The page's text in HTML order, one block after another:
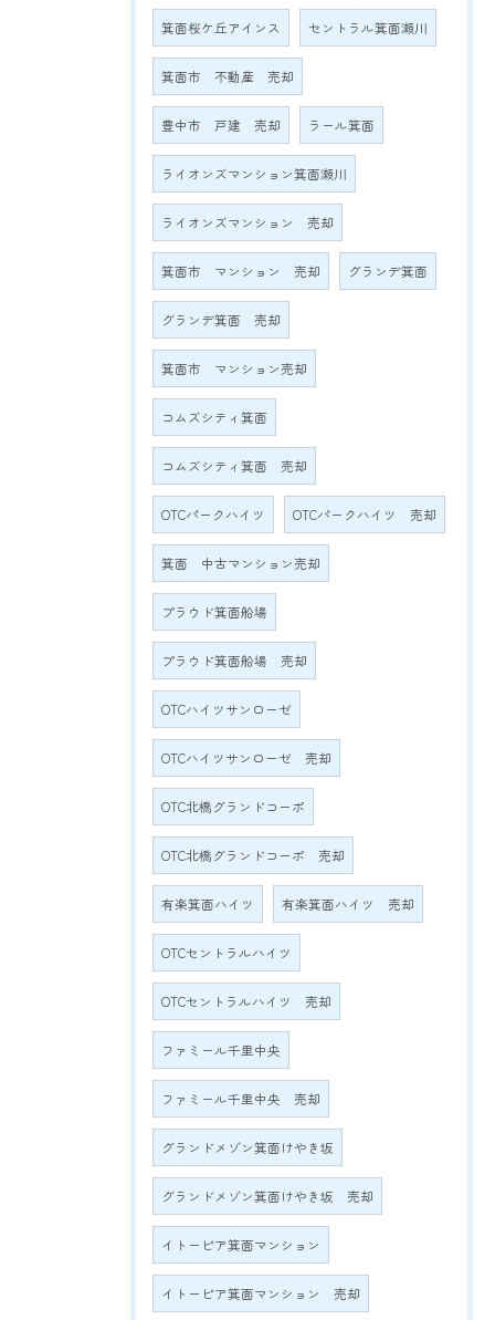
箕面桜ケ丘アインス セントラル箕面瀬川
箕面市 不動産 売却
豊中市 戸建 売却 ラール箕面
ライオンズマンション箕面瀬川
ライオンズマンション 売却
箕面市 マンション 売却 グランデ箕面
グランデ箕面 売却
箕面市 マンション売却
コムズシティ箕面
コムズシティ箕面 売却
OTCパークハイツ OTCパークハイツ 売却
箕面 中古マンション売却
プラウド箕面船場
プラウド箕面船場 売却
OTCハイツサンローゼ
OTCハイツサンローゼ 売却
OTC北橋グランドコーポ
OTC北橋グランドコーポ 売却
有楽箕面ハイツ 有楽箕面ハイツ 売却
OTCセントラルハイツ
OTCセントラルハイツ 売却
ファミール千里中央
ファミール千里中央 売却
グランドメゾン箕面けやき坂
グランドメゾン箕面けやき坂 売却
イトーピア箕面マンション
イトーピア箕面マンション 売却